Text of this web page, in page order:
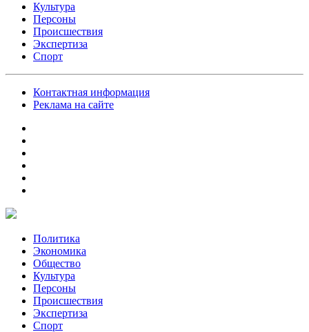
Культура
Персоны
Происшествия
Экспертиза
Спорт
Контактная информация
Реклама на сайте
Политика
Экономика
Общество
Культура
Персоны
Происшествия
Экспертиза
Спорт